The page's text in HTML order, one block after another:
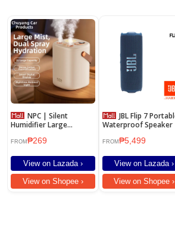
NPC | Silent
Humidifier Large
Office Baby Suitable
FROM ₱269
View on Lazada ›
View on Shopee ›
JBL Flip 7 Portable
Waterproof Speaker
FROM ₱5,499
View on Lazada ›
View on Shopee ›